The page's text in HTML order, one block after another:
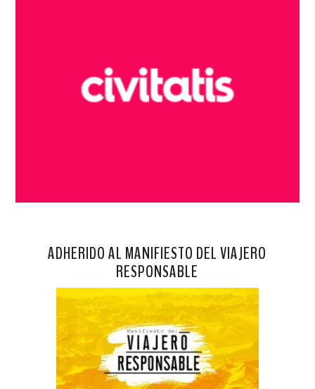
ADHERIDO AL MANIFIESTO DEL VIAJERO
RESPONSABLE